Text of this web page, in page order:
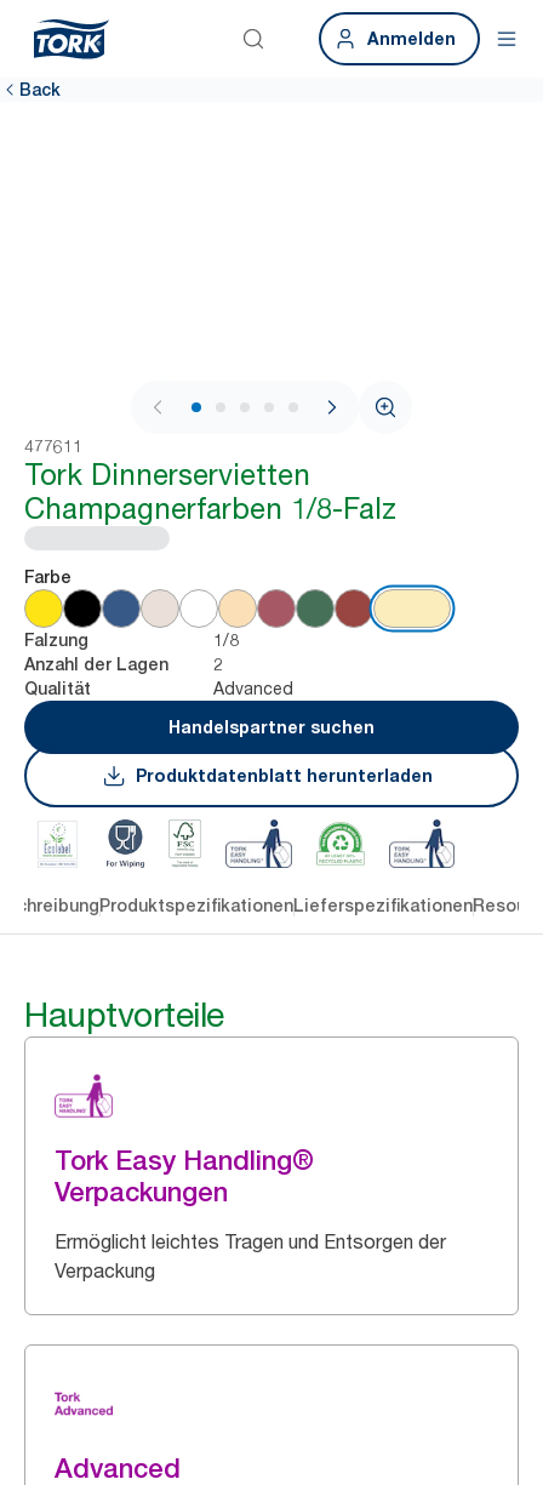
Anmelden
Back
1 / 6
477611
Tork Dinnerservietten
Champagnerfarben 1/8-Falz
Farbe
Falzung 1/8
Anzahl der Lagen 2
Qualität
Advanced
Handelspartner suchen
Produktdatenblatt herunterladen
ProduktspezifikationenLieferspezifikationen
Hauptvorteile
Tork Easy Handling®
Verpackungen
Ermöglicht leichtes Tragen und Entsorgen der
Verpackung
Advanced